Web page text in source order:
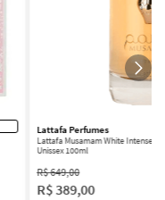
Lattafa Perfumes
Lattafa Musamam White Intense
Unissex 100ml
R$649,00
R$389,00